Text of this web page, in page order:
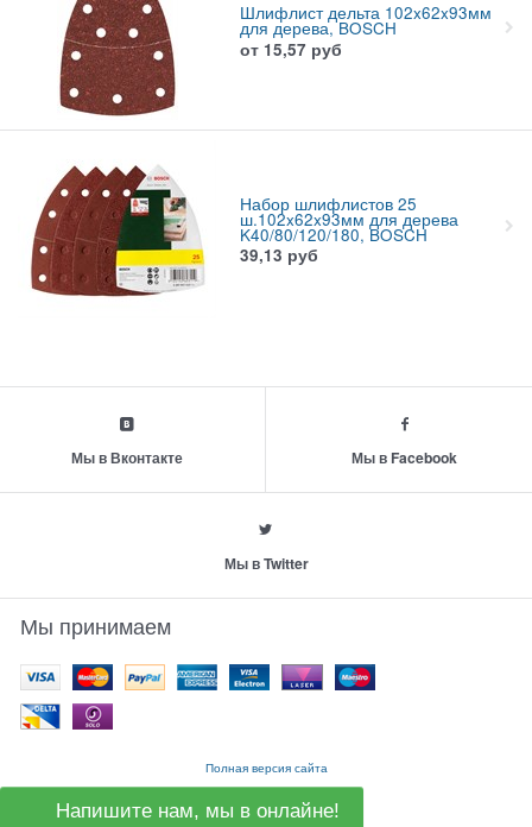
Шлифлист дельта 102x62x93мм
для дерева, BOSCH
от 15,57 руб
Набор шлифлистов 25
ш.102x62x93мм для дерева
K40/80/120/180, BOSCH
39,13 руб
Мы в Вконтакте Мы в Facebook
Мы в Twitter
Мы принимаем
Полная версия сайта
Напишите нам, мы в онлайне!